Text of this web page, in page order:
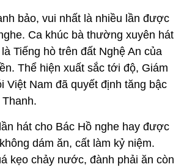
bảo, vui nhất là nhiều lần được
Ca khúc bà thường xuyên hát
Tiếng hò trên đất Nghệ An của
Thể hiện xuất sắc tới độ, Giám
Việt Nam đã quyết định tăng bậc
hát cho Bác Hồ nghe hay được
dám ăn, cất làm kỷ niệm.
kẹo chảy nước, đành phải ăn còn